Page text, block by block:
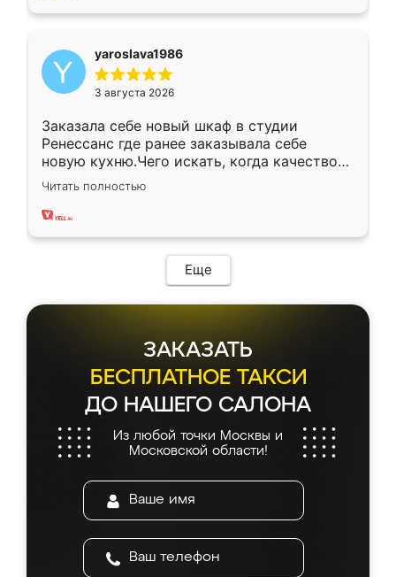
yaroslava1986
3 августа 2026
Заказала себе новый шкаф в студии
Ренессанс где ранее заказывала себе
новую кухню.Чего искать, когда качеством
вполне довольна. Служит кухня уже почти
два года, нареканий нет.
Читать полностью
Еще
ЗАКАЗАТЬ
БЕСПЛАТНОЕ ТАКСИ
ДО НАШЕГО САЛОНА
Из любой точки Москвы и
Московской области!